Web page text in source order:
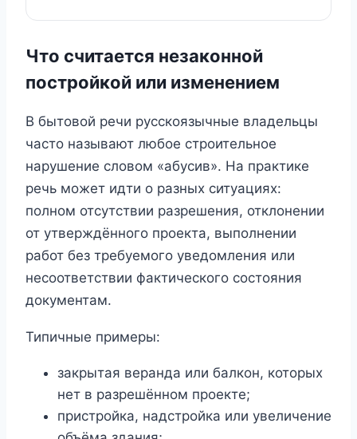
Что считается незаконной
постройкой или изменением
В бытовой речи русскоязычные владельцы
часто называют любое строительное
нарушение словом «абусив». На практике
речь может идти о разных ситуациях:
полном отсутствии разрешения, отклонении
от утверждённого проекта, выполнении
работ без требуемого уведомления или
несоответствии фактического состояния
документам.
Типичные примеры:
закрытая веранда или балкон, которых
нет в разрешённом проекте;
пристройка, надстройка или увеличение